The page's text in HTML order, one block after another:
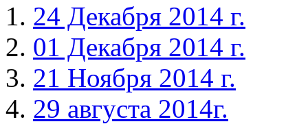
24 Декабря 2014 г.
01 Декабря 2014 г.
21 Ноября 2014 г.
29 августа 2014г.